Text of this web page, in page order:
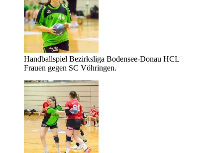
Handballspiel Bezirksliga Bodensee-Donau HCL
Frauen gegen SC Vöhringen.